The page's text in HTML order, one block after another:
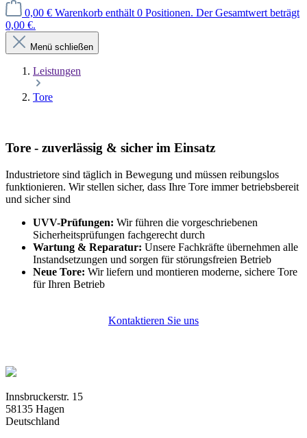
0,00 € Warenkorb enthält 0 Positionen. Der Gesamtwert beträgt
0,00 €.
Menü schließen
Leistungen
Tore
Tore - zuverlässig & sicher im Einsatz
Industrietore sind täglich in Bewegung und müssen reibungslos
funktionieren. Wir stellen sicher, dass Ihre Tore immer betriebsbereit
und sicher sind
UVV-Prüfungen: Wir führen die vorgeschriebenen
Sicherheitsprüfungen fachgerecht durch
Wartung & Reparatur: Unsere Fachkräfte übernehmen alle
Instandsetzungen und sorgen für störungsfreien Betrieb
Neue Tore: Wir liefern und montieren moderne, sichere Tore
für Ihren Betrieb
Kontaktieren Sie uns
Innsbruckerstr. 15
58135 Hagen
Deutschland